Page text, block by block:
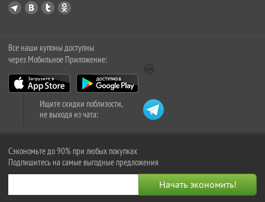
Все наши купоны доступны
через Мобильное Приложение:
Ищите скидки поблизости,
не выходя из чата:
Сэкономьте до 90% при любых покупках
Подпишитесь на самые выгодные предложения